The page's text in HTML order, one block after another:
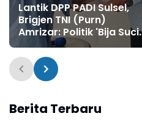
Lantik DPP PADI Sulsel,
Brigjen TNI (Purn)
Amrizar: Politik 'Bija Suci'
yang Mampu Lahirkan
Pemimpin Bijaksana
Berita Terbaru